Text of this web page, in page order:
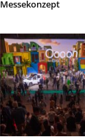
Messekonzept